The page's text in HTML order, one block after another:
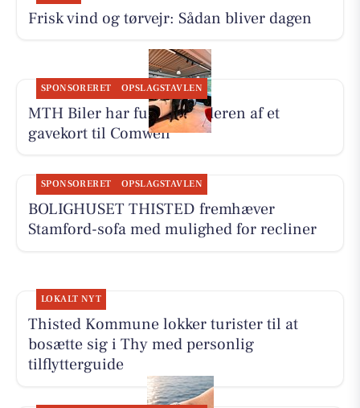
Frisk vind og tørvejr: Sådan bliver dagen
SPONSORERET OPSLAGSTAVLEN
MTH Biler har fundet vinderen af et
gavekort til Comwell
SPONSORERET OPSLAGSTAVLEN
BOLIGHUSET THISTED fremhæver
Stamford-sofa med mulighed for recliner
LOKALT NYT
Thisted Kommune lokker turister til at
bosætte sig i Thy med personlig
tilflytterguide